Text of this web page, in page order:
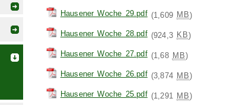
Hausener Woche 29.pdf (1,609 MB)
Hausener Woche 28.pdf (924,3 KB)
Hausener Woche 27.pdf (1,68 MB)
Hausener Woche 26.pdf (3,874 MB)
Hausener Woche 25.pdf (1,291 MB )